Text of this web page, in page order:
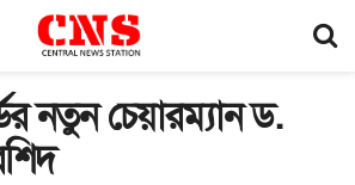
নতুন চেয়ারম্যান ড.